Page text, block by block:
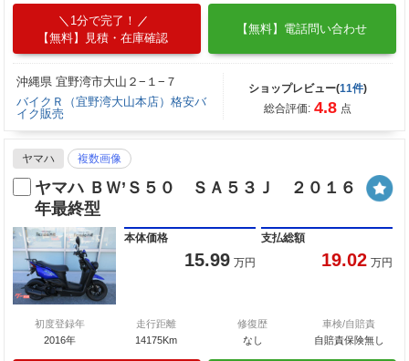
1分で完了！
【無料】見積・在庫確認
【無料】電話問い合わせ
沖縄県 宜野湾市大山２−１−７
バイクＲ（宜野湾大山本店）格安バ
イク販売
ショップレビュー(11件)
総合評価: 4.8 点
ヤマハ 複数画像
ヤマハ ＢＷ’Ｓ５０ ＳＡ５３Ｊ ２０１６
年最終型
本体価格
15.99 万円
支払総額
19.02 万円
初度登録年
2016年
走行距離
14175Km
修復歴
なし
車検/自賠責
自賠責保険無し